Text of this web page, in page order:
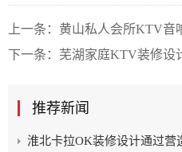
上一条：
下一条： 芜湖家庭KTV装修设
推荐新闻
淮北卡拉OK装修设计通过营